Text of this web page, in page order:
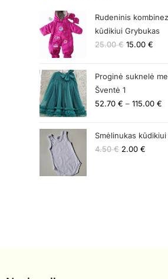
Rudeninis
kūdikiui Grybukas
25.00€ 15.00€
Proginė suknelė
Šventė 1
52.70€ – 115.00€
Smėlinukas kūdikiui
4.50€ 2.00€